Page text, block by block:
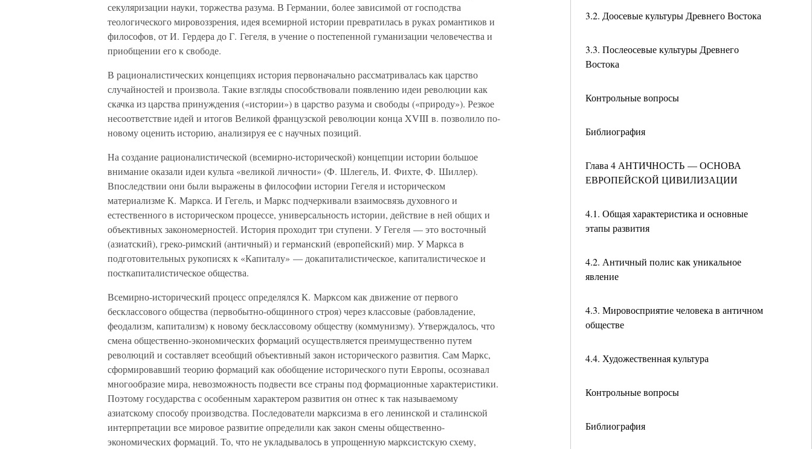
3.2. Доосевые культуры Древнего Востока
3.3. Послеосевые культуры Древнего
Востока
Контрольные вопросы
Библиография
Глава 4 АНТИЧНОСТЬ — ОСНОВА
ЕВРОПЕЙСКОЙ ЦИВИЛИЗАЦИИ
4.1. Общая характеристика и основные
этапы развития
4.2. Античный полис как уникальное
явление
4.3. Мировосприятие человека в античном
обществе
4.4. Художественная культура
Контрольные вопросы
Библиография
секуляризации науки, торжества разума. В Германии, более зависимой от господства
теологического мировоззрения, идея всемирной истории превратилась в руках романтиков и
философов, от И. Гердера до Г. Гегеля, в учение о постепенной гуманизации человечества и
приобщении его к свободе.
В рационалистических концепциях история первоначально рассматривалась как царство
случайностей и произвола. Такие взгляды способствовали появлению идеи революции как
скачка из царства принуждения («истории») в царство разума и свободы («природу»). Резкое
несоответствие идей и итогов Великой французской революции конца XVIII в. позволило по-
новому оценить историю, анализируя ее с научных позиций.
На создание рационалистической (всемирно-исторической) концепции истории большое
внимание оказали идеи культа «великой личности» (Ф. Шлегель, И. Фихте, Ф. Шиллер).
Впоследствии они были выражены в философии истории Гегеля и историческом
материализме К. Маркса. И Гегель, и Маркс подчеркивали взаимосвязь духовного и
естественного в историческом процессе, универсальность истории, действие в ней общих и
объективных закономерностей. История проходит три ступени. У Гегеля — это восточный
(азиатский), греко-римский (античный) и германский (европейский) мир. У Маркса в
подготовительных рукописях к «Капиталу» — докапиталистическое, капиталистическое и
посткапиталистическое общества.
Всемирно-исторический процесс определялся К. Марксом как движение от первого
бесклассового общества (первобытно-общинного строя) через классовые (рабовладение,
феодализм, капитализм) к новому бесклассовому обществу (коммунизму). Утверждалось, что
смена общественно-экономических формаций осуществляется преимущественно путем
революций и составляет всеобщий объективный закон исторического развития. Сам Маркс,
сформировавший теорию формаций как обобщение исторического пути Европы, осознавал
многообразие мира, невозможность подвести все страны под формационные характеристики.
Поэтому государства с особенным характером развития он отнес к так называемому
азиатскому способу производства. Последователи марксизма в его ленинской и сталинской
интерпретации все мировое развитие определили как закон смены общественно-
экономических формаций. То, что не укладывалось в упрощенную марксистскую схему,